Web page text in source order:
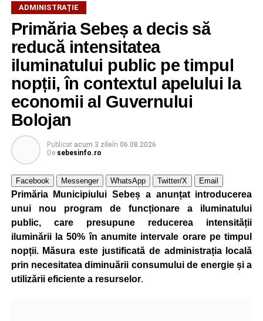
ADMINISTRAȚIE
Primăria Sebeș a decis să
reducă intensitatea
iluminatului public pe timpul
nopții, în contextul apelului la
economii al Guvernului
Bolojan
Publicat acum 3 zileîn 06.08.2026
De sebesinfo.ro
Facebook Messenger WhatsApp Twitter/X Email
Primăria Municipiului Sebeș a anunțat introducerea
unui nou program de funcționare a iluminatului
public, care presupune reducerea intensității
iluminării la 50% în anumite intervale orare pe timpul
nopții. Măsura este justificată de administrația locală
prin necesitatea diminuării consumului de energie și a
utilizării eficiente a resurselor.